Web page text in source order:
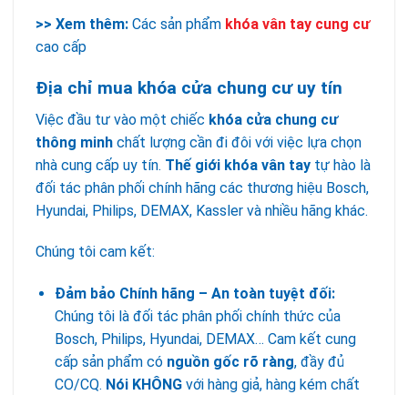
>> Xem thêm: Các sản phẩm khóa vân tay cung cư
cao cấp
Địa chỉ mua khóa cửa chung cư uy tín
Việc đầu tư vào một chiếc khóa cửa chung cư
thông minh chất lượng cần đi đôi với việc lựa chọn
nhà cung cấp uy tín. Thế giới khóa vân tay tự hào là
đối tác phân phối chính hãng các thương hiệu Bosch,
Hyundai, Philips, DEMAX, Kassler và nhiều hãng khác.
Chúng tôi cam kết:
Đảm bảo Chính hãng – An toàn tuyệt đối:
Chúng tôi là đối tác phân phối chính thức của
Bosch, Philips, Hyundai, DEMAX… Cam kết cung
cấp sản phẩm có nguồn gốc rõ ràng, đầy đủ
CO/CQ. Nói KHÔNGvới hàng giả, hàng kém chất